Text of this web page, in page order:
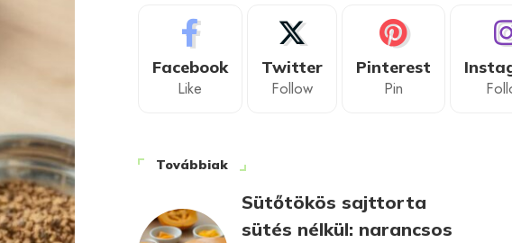
Facebook
Like
Twitter
Follow
Pinterest
Pin
Továbbiak
Sütőtökös sajttorta
sütés nélkül: narancsos